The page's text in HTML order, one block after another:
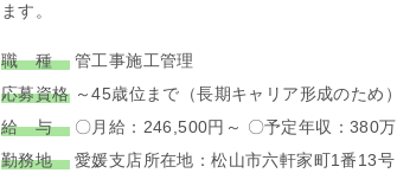
ます。
職 種管工事施工管理
応募資格～45歳位まで（長期キャリア形成のため
給 与〇月給：246,500円～ 〇予定年収：380万
勤務地愛媛支店所在地：松山市六軒家町1番